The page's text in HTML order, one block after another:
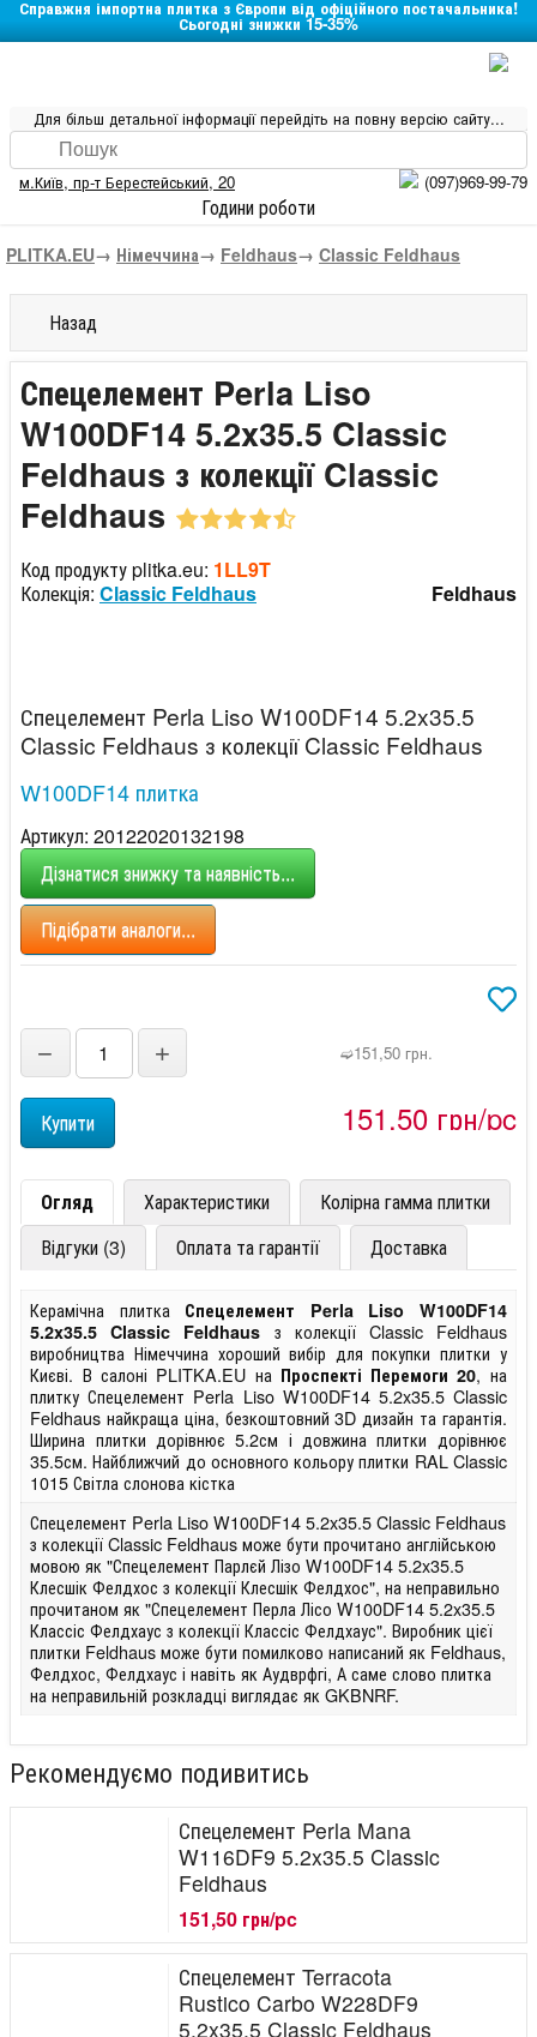
Справжня імпортна плитка з Європи від офіційного постачальника!
Сьогодні знижки 15-35%
Для більш детальної інформації перейдіть на повну версію сайту...
м.Київ, пр-т Берестейський, 20 (097)969-99-79
Години роботи
PLITKA.EU→ Німеччина→ Feldhaus→ Classic Feldhaus
Назад
Спецелемент Perla Liso
W100DF14 5.2x35.5 Classic
Feldhaus з колекції Classic
Feldhaus
Код продукту plitka.eu: 1LL9T
Колекція: Classic Feldhaus Feldhaus
Спецелемент Perla Liso W100DF14 5.2x35.5
Classic Feldhaus з колекції Classic Feldhaus
W100DF14 плитка
Артикул: 20122020132198
Дізнатися знижку та наявність...
Підібрати аналоги...
− + ➫151,50 грн.
151,50 грн/pc
Огляд Характеристики
Колірна гамма плитки
Відгуки (3)
Оплата та гарантії Доставка
Керамічна плитка Спецелемент Perla Liso W100DF14
5.2x35.5 Classic Feldhaus з колекції Classic Feldhaus
виробництва Німеччина хороший вибір для покупки плитки у
Києві. В салоні PLITKA.EU на Проспекті Перемоги 20, на
плитку Спецелемент Perla Liso W100DF14 5.2x35.5 Classic
Feldhaus найкраща ціна, безкоштовний 3D дизайн та гарантія.
Ширина плитки дорівнює 5.2см і довжина плитки дорівнює
35.5см. Найближчий до основного кольору плитки RAL Classic
1015 Світла слонова кістка
Спецелемент Perla Liso W100DF14 5.2x35.5 Classic Feldhaus
з колекції Classic Feldhaus може бути прочитано англійською
мовою як "Спецелемент Парлєй Лізо W100DF14 5.2x35.5
Клесшік Фелдхос з колекції Клесшік Фелдхос", на неправильно
прочитаном як "Спецелемент Перла Лісо W100DF14 5.2x35.5
Классіс Фелдхаус з колекції Классіс Фелдхаус". Виробник цієї
плитки Feldhaus може бути помилково написаний як Feldhaus,
Фелдхос, Фелдхаус і навіть як Аудврфгі, А саме слово плитка
на неправильній розкладці виглядає як GKBNRF.
Рекомендуємо подивитись
Спецелемент Perla Mana
W116DF9 5.2x35.5 Classic
Feldhaus
151,50 грн/pc
Спецелемент Terracota
Rustico Carbo W228DF9
5.2x35.5 Classic Feldhaus